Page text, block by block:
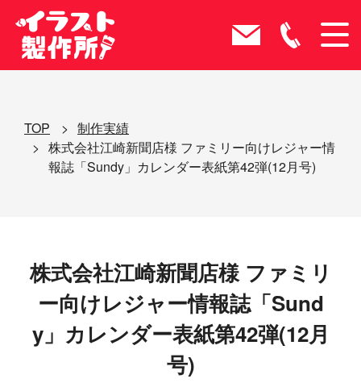
TOP
制作実績
株式会社江崎新聞店様 ファミリー向けレジャー情
報誌「Sundy」カレンダー表紙第42弾(12月号)
株式会社江崎新聞店様 ファミリ
ー向けレジャー情報誌「Sund
y」カレンダー表紙第42弾(12月
号)